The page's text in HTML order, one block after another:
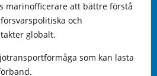
marinofficerare att bättre förstå
och
globalt.
som kan lasta